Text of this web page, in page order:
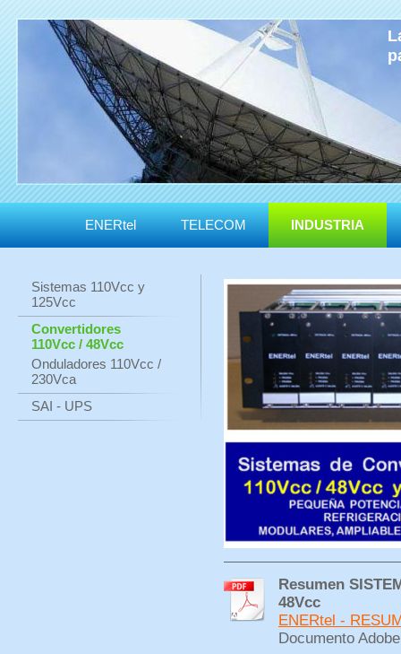
ENERtel TELECOM INDUSTRIA
Sistemas 110Vcc y
125Vcc
Convertidores
110Vcc / 48Vcc
Onduladores 110Vcc /
230Vca
SAI - UPS
Resumen
48Vcc
ENERtel -
Documento